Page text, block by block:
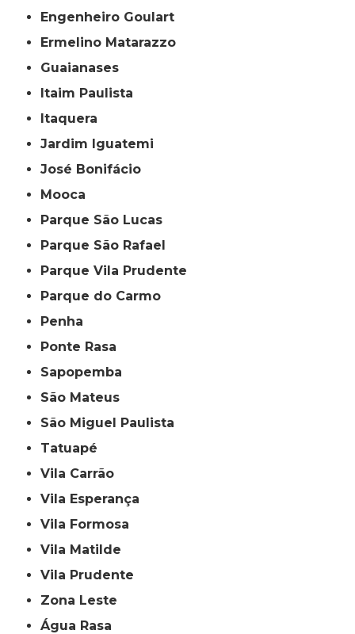
Engenheiro Goulart
Ermelino Matarazzo
Guaianases
Itaim Paulista
Itaquera
Jardim Iguatemi
José Bonifácio
Mooca
Parque São Lucas
Parque São Rafael
Parque Vila Prudente
Parque do Carmo
Penha
Ponte Rasa
Sapopemba
São Mateus
São Miguel Paulista
Tatuapé
Vila Carrão
Vila Esperança
Vila Formosa
Vila Matilde
Vila Prudente
Zona Leste
Água Rasa